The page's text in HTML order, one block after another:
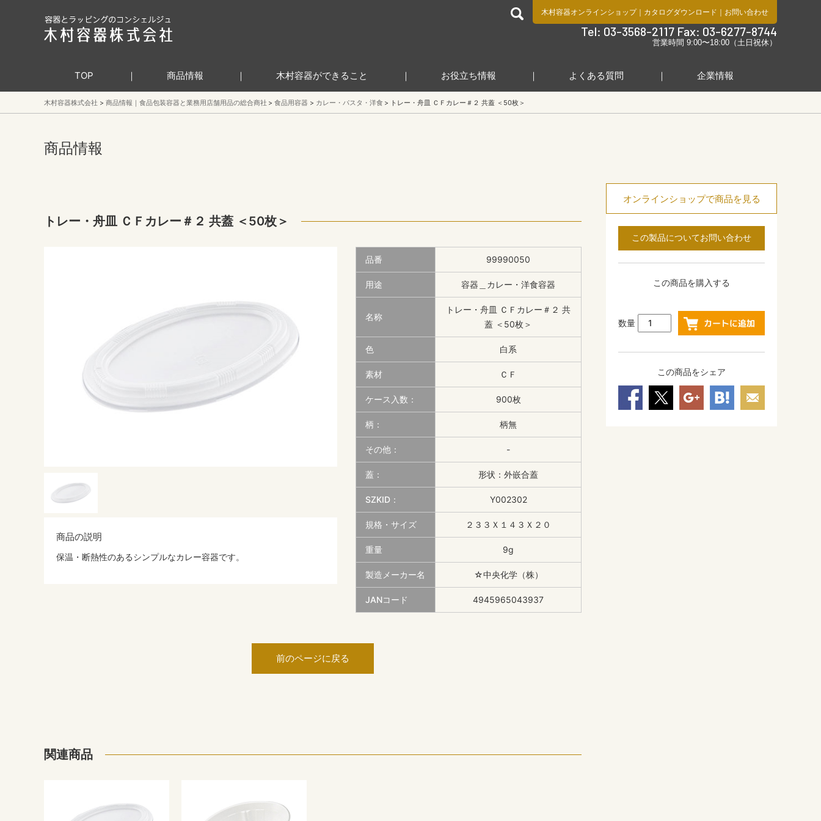
食品包装容器と業務用店舗用品の総合商社 木村容器株式会社
木村容器オンラインショップ｜ カタログダウンロード ｜ お問い合わせ
Tel: 03-3568-2117 Fax: 03-6277-8744
営業時間 9:00〜18:00（土日祝休）
TOP 商品情報 木村容器ができること お役立ち情報 よくある質問 企業情報
木村容器株式会社 商品情報｜食品包装容器と業務用店舗用品の総合商社 食品用容器 カレー・パスタ・洋食 トレー・舟皿 ＣＦカレー＃２ 共蓋 ＜50枚＞
商品情報
トレー・舟皿 ＣＦカレー＃２ 共蓋 ＜50枚＞
商品の説明
保温・断熱性のあるシンプルなカレー容器です。
品番 99990050
用途 容器＿カレー・洋食容器
名称
トレー・舟皿 ＣＦカレー＃２ 共
蓋 ＜50枚＞
色 白系
素材 ＣＦ
ケース入数： 900枚
柄： 柄無
その他： -
蓋： 形状：外嵌合蓋
SZKID： Y002302
規格・サイズ ２３３Ｘ１４３Ｘ２０
重量 9g
製造メーカー名 ☆中央化学（株）
JANコード 4945965043937
前のページに戻る
関連商品
オンラインショップで商品を見る
この製品についてお問い合わせ
この商品を購入する
数量
この商品をシェア